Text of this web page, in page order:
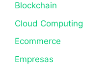
Blockchain
Cloud Computing
Ecommerce
Empresas